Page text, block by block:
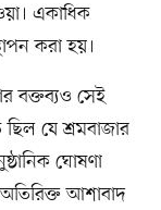
একাধিক
করা হয়।
বক্তব্যও সেই
যে শ্রমবাজার
ঘোষণা
আশাবাদ